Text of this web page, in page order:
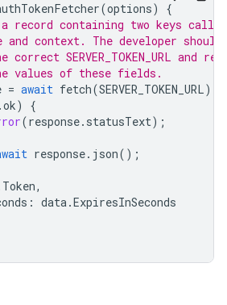
(options)
{
containing two keys called
context. The developer should
SERVER_TOKEN_URL and
values of these fields.
= await fetch(SERVER_TOKEN_URL);
.ok)
{
(response. statusText);
response. json();
Token,
: data.ExpiresInSeconds